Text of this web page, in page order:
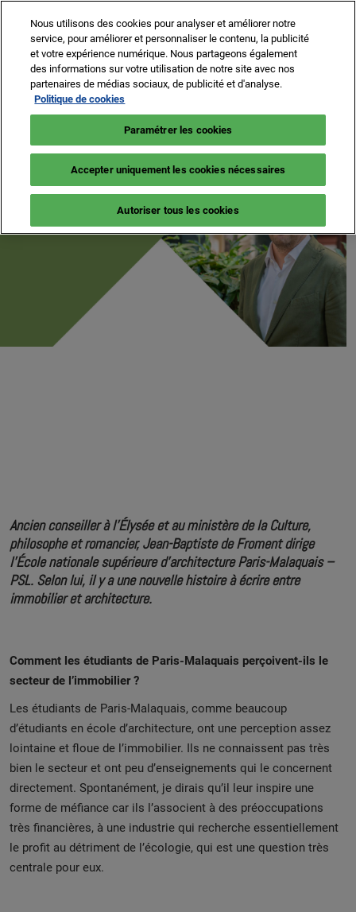
contenu
Escape
menu.
Expand
MIPIM ASIA
02 décembre 2026
MIPIM MIDDLE EAST
effondrer
Navigation
globale
16-19 mars 2027
Palais des Festivals, Cannes
Ancien conseiller à l’Élysée et au ministère de la Culture,
philosophe et romancier, Jean-Baptiste de Froment dirige
l’École nationale supérieure d'architecture Paris-Malaquais –
PSL. Selon lui, il y a une nouvelle histoire à écrire entre
immobilier et architecture.
Comment les étudiants de Paris-Malaquais perçoivent-ils le
secteur de l’immobilier ?
Les étudiants de Paris-Malaquais, comme beaucoup
d’étudiants en école d’architecture, ont une perception assez
lointaine et floue de l’immobilier. Ils ne connaissent pas très
bien le secteur et ont peu d’enseignements qui le concernent
directement. Spontanément, je dirais qu’il leur inspire une
forme de méfiance car ils l’associent à des préoccupations
très financières, à une industrie qui recherche essentiellement
le profit au détriment de l’écologie, qui est une question très
centrale pour eux.
Nous utilisons des cookies pour analyser et améliorer notre
service, pour améliorer et personnaliser le contenu, la publicité
et votre expérience numérique. Nous partageons également
des informations sur votre utilisation de notre site avec nos
partenaires de médias sociaux, de publicité et d'analyse.
Politique de cookies
Paramétrer les cookies
Accepter uniquement les cookies nécessaires
Autoriser tous les cookies